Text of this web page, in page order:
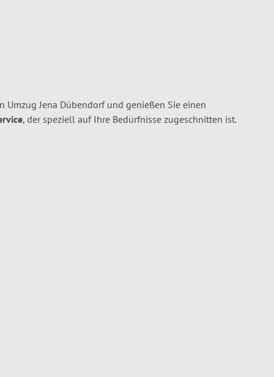
Umzug Jena Dübendorf und genießen Sie einen
, der speziell auf Ihre Bedürfnisse zugeschnitten ist.